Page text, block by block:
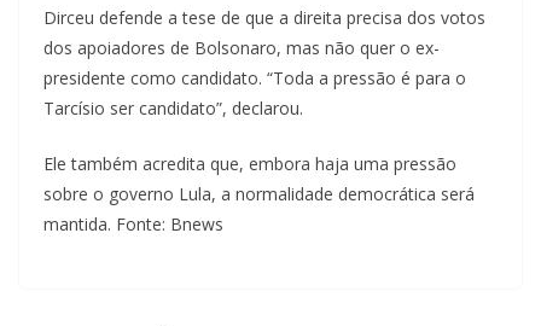
Dirceu defende a tese de que a direita precisa dos votos
dos apoiadores de Bolsonaro, mas não quer o ex-
presidente como candidato. “Toda a pressão é para o
Tarcísio ser candidato”, declarou.
Ele também acredita que, embora haja uma pressão
sobre o governo Lula, a normalidade democrática será
mantida. Fonte: Bnews